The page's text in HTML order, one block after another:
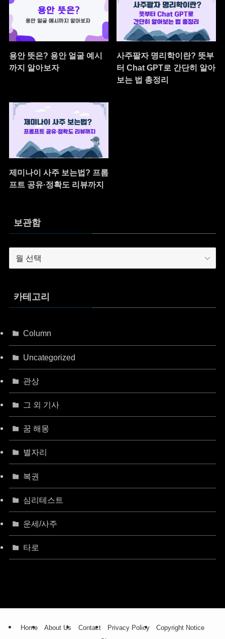
용안 뜻은? 용안 얼굴 예시
까지 알아보자
사주팔자 명리학이란? 뜻부
터 Chat GPT로 간단히 알아
보는 법 총정리
제미나이 사주 보는법? 프롬
프트 공유·정확도 리뷰까지
보관함
관
카테고리
Column
Uncategorized
관상
그 외 기사
꿈 해몽
별자리
복권
심리테스트
운세/사주
타로
Home About Us Contact Privacy Policy
Copyright Notice